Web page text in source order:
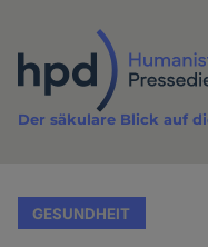
Inhalt
Der säkulare Blick auf
GESUNDHEIT